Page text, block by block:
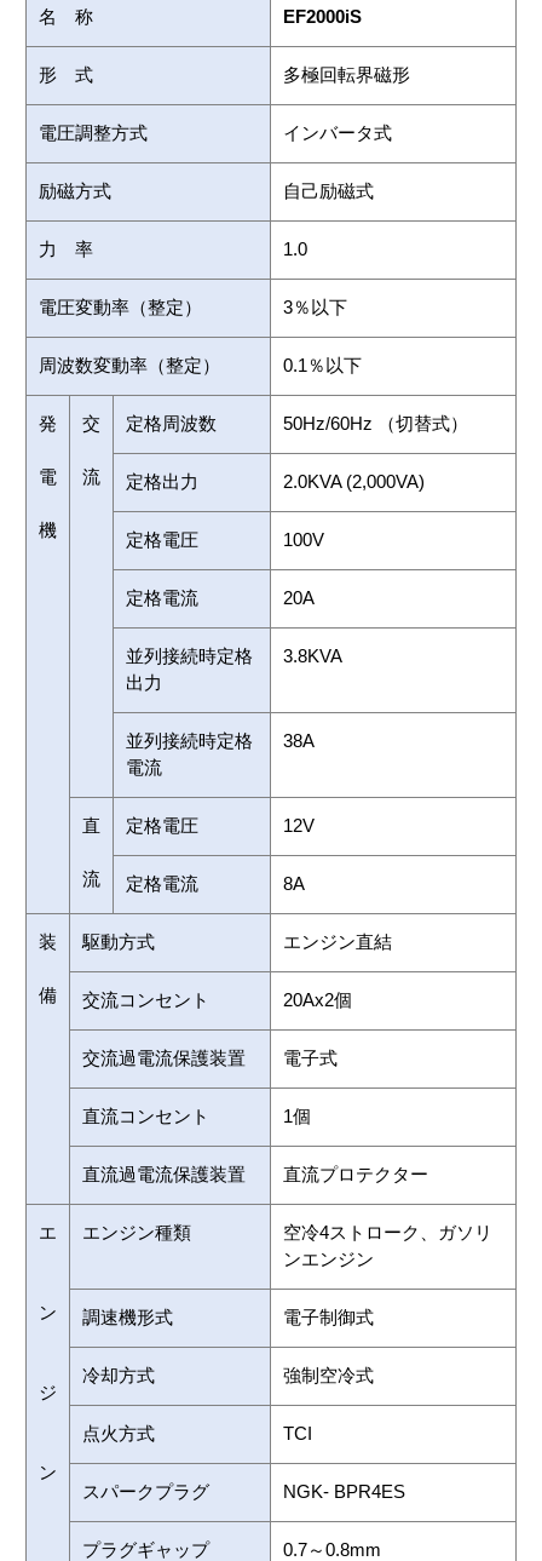
名 称 EF2000iS
形 式 多極回転界磁形
電圧調整方式 インバータ式
励磁方式 自己励磁式
力 率 1.0
電圧変動率（整定） 3％以下
周波数変動率（整定） 0.1％以下
発
電
機
交
流
定格周波数 50Hz/60Hz （切替式）
定格出力 2.0KVA (2,000VA)
定格電圧 100V
定格電流 20A
並列接続時定格
出力
3.8KVA
並列接続時定格
電流
38A
直
流
定格電圧 12V
定格電流 8A
装
備
駆動方式 エンジン直結
交流コンセント 20Ax2個
交流過電流保護装置 電子式
直流コンセント 1個
直流過電流保護装置 直流プロテクター
エ
ン
ジ
ン
エンジン種類
空冷4ストローク、ガソリ
ンエンジン
調速機形式 電子制御式
冷却方式 強制空冷式
点火方式 TCI
スパークプラグ NGK- BPR4ES
プラグギャップ 0.7～0.8mm